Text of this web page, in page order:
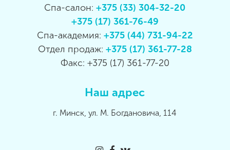
Спа-салон:+375 (33) 304-32-20
+375 (17) 361-76-49
Спа-академия: +375 (44) 731-94-22
Отдел продаж: +375 (17) 361-77-28
Факс: +375 (17) 361-77-20
Наш адрес
г. Минск, ул. М. Богдановича, 114